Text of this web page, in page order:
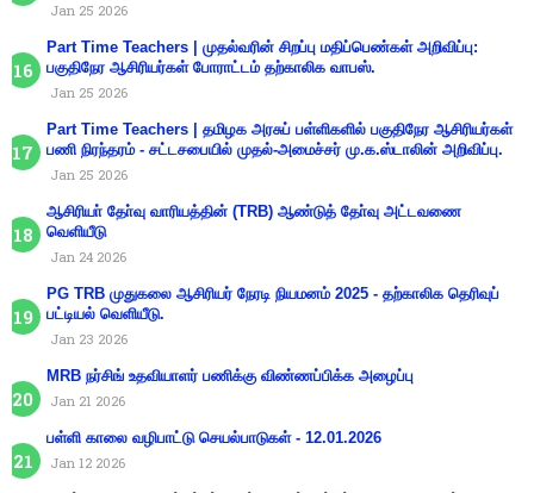
Jan 25 2026
Part Time Teachers | முதல்வரின் சிறப்பு மதிப்பெண்கள் அறிவிப்பு:
பகுதிநேர ஆசிரியர்கள் போராட்டம் தற்காலிக வாபஸ்.
Jan 25 2026
Part Time Teachers | தமிழக அரசுப் பள்ளிகளில் பகுதிநேர ஆசிரியர்கள்
பணி நிரந்தரம் - சட்டசபையில் முதல்-அமைச்சர் மு.க.ஸ்டாலின் அறிவிப்பு.
Jan 25 2026
ஆசிரியா் தோ்வு வாரியத்தின் (TRB) ஆண்டுத் தோ்வு அட்டவணை
வெளியீடு
Jan 24 2026
PG TRB முதுகலை ஆசிரியர் நேரடி நியமனம் 2025 - தற்காலிக தெரிவுப்
பட்டியல் வெளியீடு.
Jan 23 2026
MRB நர்சிங் உதவியாளர் பணிக்கு விண்ணப்பிக்க அழைப்பு
Jan 21 2026
பள்ளி காலை வழிபாட்டு செயல்பாடுகள் - 12.01.2026
Jan 12 2026